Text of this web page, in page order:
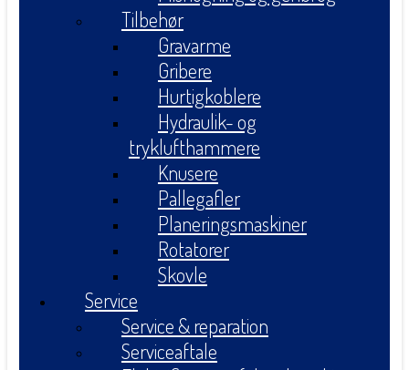
Tilbehør
Gravarme
Gribere
Hurtigkoblere
Hydraulik- og
tryklufthammere
Knusere
Pallegafler
Planeringsmaskiner
Rotatorer
Skovle
Service
Service & reparation
Serviceaftale